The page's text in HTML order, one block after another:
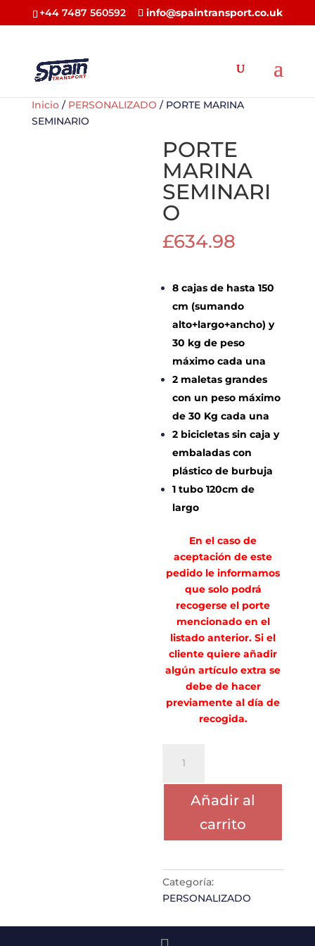
+44 7487 560592 info@spaintransport.co.uk
Inicio/ PERSONALIZADO / PORTE MARINA
SEMINARIO
PORTE
MARINA
SEMINARI
O
£634.98
8 cajas de hasta 150
cm (sumando
alto+largo+ancho) y
30 kg de peso
máximo cada una
2 maletas grandes
con un peso máximo
de 30 Kg cada una
2 bicicletas sin caja y
embaladas con
plástico de burbuja
1 tubo 120cm de
largo
En el caso de
aceptación de este
pedido le informamos
que solo podrá
recogerse el porte
mencionado en el
listado anterior. Si el
cliente quiere añadir
algún artículo extra se
debe de hacer
previamente al día de
recogida.
MARINA
SEMINARIO
cantidadAñadir al
carrito
Categoría:
PERSONALIZADO